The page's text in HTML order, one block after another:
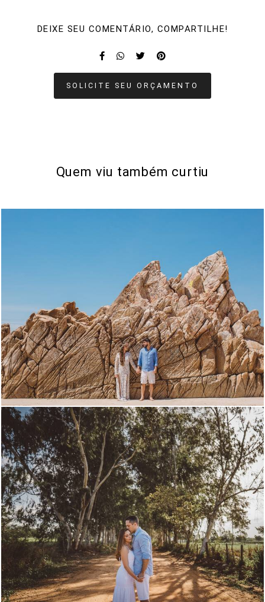
DEIXE SEU COMENTÁRIO, COMPARTILHE!
SOLICITE SEU ORÇAMENTO
Quem viu também curtiu
4750 125
4481 66